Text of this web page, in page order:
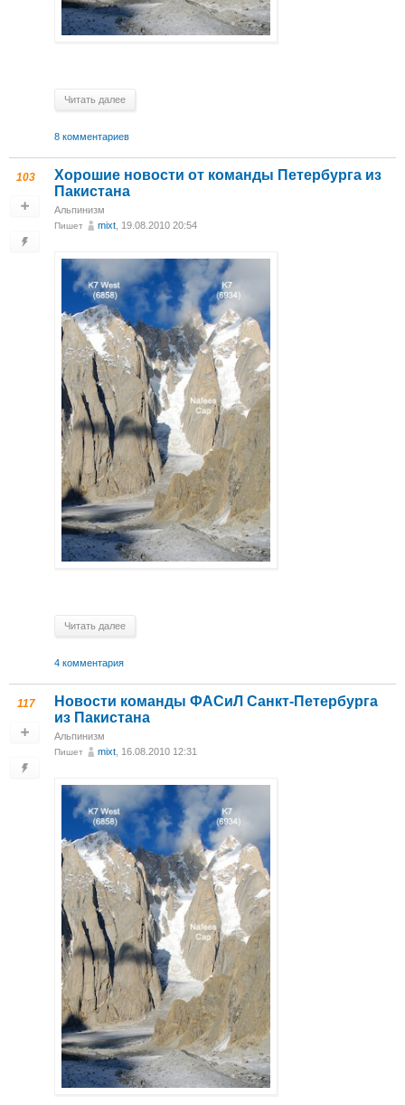
Читать далее
8 комментариев
103
Хорошие новости от команды Петербурга из
Пакистана
Альпинизм
Пишет mixt , 19.08.2010 20:54
Читать далее
4 комментария
117
Новости команды ФАСиЛ Санкт-Петербурга
из Пакистана
Альпинизм
Пишет mixt , 16.08.2010 12:31